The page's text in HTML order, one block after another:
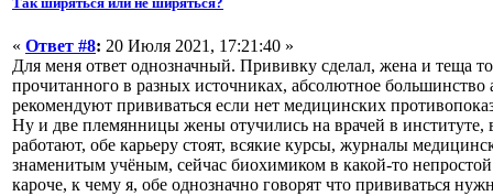
« Ответ #8: 20 Июля 2021, 17:21:40 »
Для меня ответ однозначный. Прививку сделал, жена и теща
прочитанного в разных источниках, абсолютное большинство
рекомендуют прививаться если нет медицинских
Ну и две племянницы жены отучились на врачей в
работают, обе карьеру стоят, всякие курсы, журналы
знаменитым учёным, сейчас биохимиком в какой-то непростой
кароче, к чему я, обе однозначно говорят что прививаться